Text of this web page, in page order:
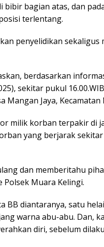
bagian atas, dan
terlentang.
penyelidikan
berdasarkan
sekitar pukul
Mangan Jaya,
milik korban terpakir di
yang berjarak
dan memberitahu
Muara Kelingi.
BB diantaranya, satu
warna abu-abu. Dan,
diri, sebelum